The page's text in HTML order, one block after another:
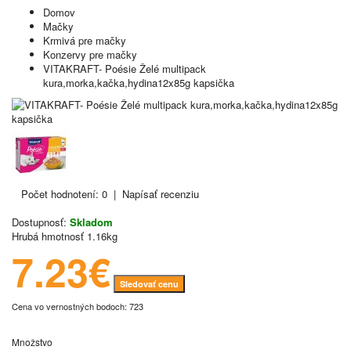
Domov
Mačky
Krmivá pre mačky
Konzervy pre mačky
VITAKRAFT- Poésie Želé multipack
kura,morka,kačka,hydina12x85g kapsička
Počet hodnotení: 0 | Napísať recenziu
Dostupnosť: Skladom
Hrubá hmotnosť 1.16kg
7.23€ Sledovať cenu
Cena vo vernostných bodoch: 723
Množstvo